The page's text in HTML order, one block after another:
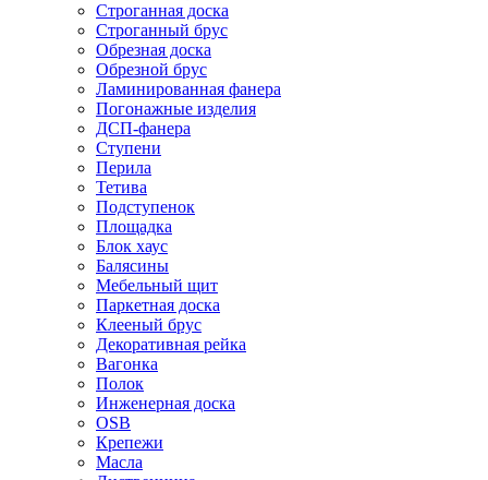
Строганная доска
Строганный брус
Обрезная доска
Обрезной брус
Ламинированная фанера
Погонажные изделия
ДСП-фанера
Ступени
Перила
Тетива
Подступенок
Площадка
Блок хаус
Балясины
Мебельный щит
Паркетная доска
Клееный брус
Декоративная рейка
Вагонка
Полок
Инженерная доска
OSB
Крепежи
Масла